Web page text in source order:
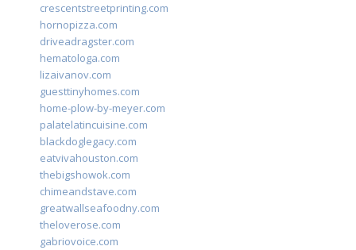
crescentstreetprinting.com
hornopizza.com
driveadragster.com
hematologa.com
lizaivanov.com
guesttinyhomes.com
home-plow-by-meyer.com
palatelatincuisine.com
blackdoglegacy.com
eatvivahouston.com
thebigshowok.com
chimeandstave.com
greatwallseafoodny.com
theloverose.com
gabriovoice.com